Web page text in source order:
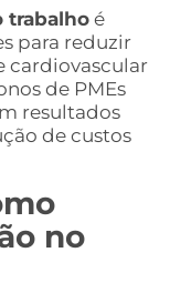
trabalho é
para reduzir
cardiovascular
de PMEs
resultados
de custos
no